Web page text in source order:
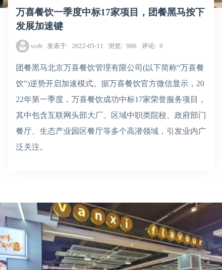
万喜餐饮一季度中标17家项目，团餐黑马按下
发展加速键
vcrb 发表于 2022-05-11 浏览 986 评论 0
团餐黑马北京万喜餐饮管理有限公司(以下简称“万喜餐
饮”)逆势开启加速模式。据万喜餐饮官方微信显示，20
22年第一季度，万喜餐饮成功中标17家荣誉服务项目，
其中包含互联网头部大厂、区域中职类院校、政府部门
餐厅、生态产业园区餐厅等多个高潜领域，引发业内广
泛关注。